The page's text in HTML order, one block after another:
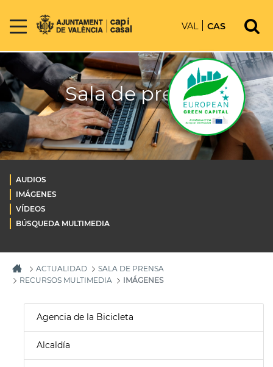
VAL CAS
Sala de prensa
AUDIOS
IMÁGENES
VÍDEOS
BÚSQUEDA MULTIMEDIA
ACTUALIDAD
SALA DE PRENSA
RECURSOS MULTIMEDIA
IMÁGENES
Agencia de la Bicicleta
Alcaldía